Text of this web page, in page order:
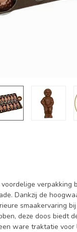
Dankzij de
smaakervaring
deze doos biedt
ware traktatie